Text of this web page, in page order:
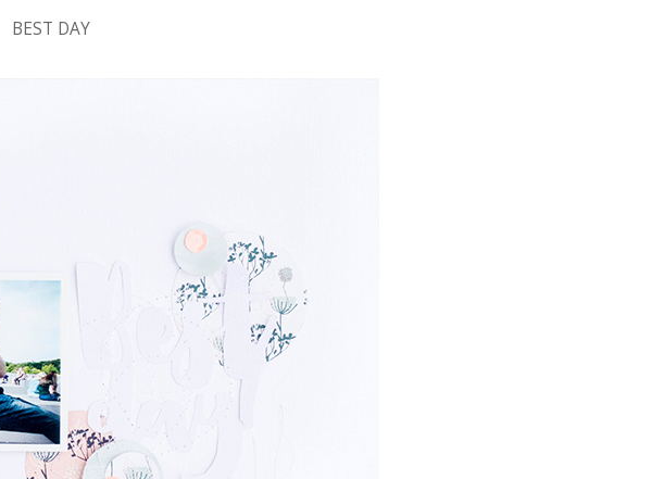
BEST DAY